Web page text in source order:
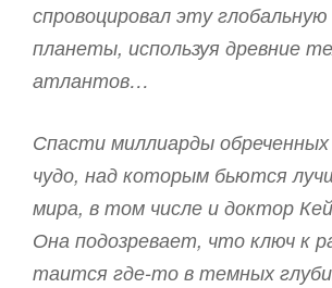
спровоцировал эту
планеты, используя древние
атлантов…
Спасти миллиарды
чудо, над которым бьются
мира, в том числе и доктор
Она подозревает, что ключ к
таится где-то в темных